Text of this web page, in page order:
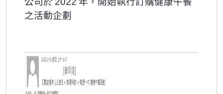
公司於
年，開始執行訂購健康午餐
之活動企劃